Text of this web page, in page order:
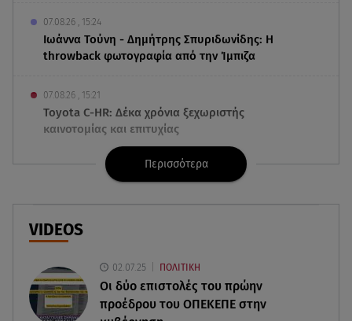
07.08.26 , 15:24
Ιωάννα Τούνη - Δημήτρης Σπυριδωνίδης: Η
throwback φωτογραφία από την Ίμπιζα
07.08.26 , 15:21
Toyota C-HR: Δέκα χρόνια ξεχωριστής
καινοτομίας και επιτυχίας
07.08.26 , 15:09
Τροχαίο Σέρρες: «Δεν πρόλαβα να κάνω κάτι κι
έπεσε πάνω μου»
07.08.26 , 14:49
Πέθανε η δημοσιογράφος και πρώην σύζυγος
του Βασίλη Χιώτη, Χριστίνα Πιτουρά
07.08.26 , 14:44
Περισσότερα
VIDEOS
02.07.25 ΠΟΛΙΤΙΚΗ
Οι δύο επιστολές του πρώην
προέδρου του ΟΠΕΚΕΠE στην